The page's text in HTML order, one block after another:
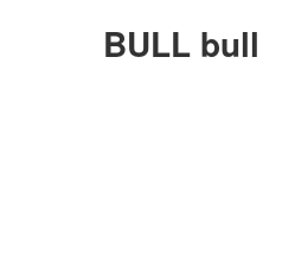
BULL bull